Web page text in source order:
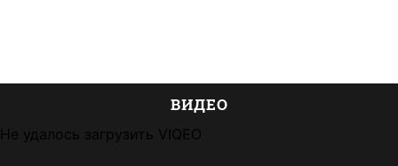
ВИДЕО
Не удалось загрузить VIQEO